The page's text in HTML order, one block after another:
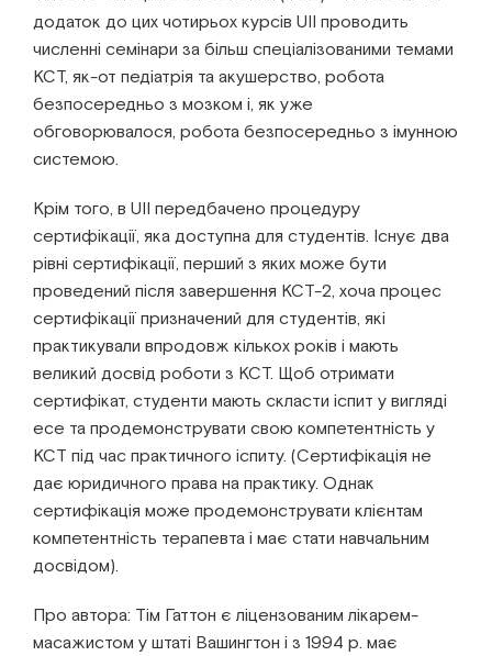
додаток до цих чотирьох курсів UII проводить
численні семінари за більш спеціалізованими темами
КСТ, як-от педіатрія та акушерство, робота
безпосередньо з мозком і, як уже
обговорювалося, робота безпосередньо з імунною
системою.
Крім того, в UII передбачено процедуру
сертифікації, яка доступна для студентів. Існує два
рівні сертифікації, перший з яких може бути
проведений після завершення КСТ-2, хоча процес
сертифікації призначений для студентів, які
практикували впродовж кількох років і мають
великий досвід роботи з КСТ. Щоб отримати
сертифікат, студенти мають скласти іспит у вигляді
есе та продемонструвати свою компетентність у
КСТ під час практичного іспиту. (Сертифікація не
дає юридичного права на практику. Однак
сертифікація може продемонструвати клієнтам
компетентність терапевта і має стати навчальним
досвідом).
Про автора: Тім Гаттон є ліцензованим лікарем-
масажистом у штаті Вашингтон і з 1994 р. має